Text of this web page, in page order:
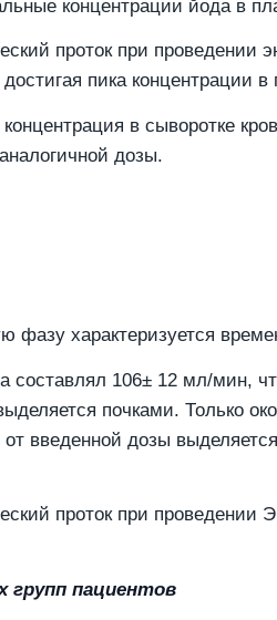
концентрации йода в
проток при проведении
пика концентрации
в сыворотке
дозы.
фазу характеризуется
106± 12 мл/мин,
почками. Только
введенной дозы
проток при
групп пациентов